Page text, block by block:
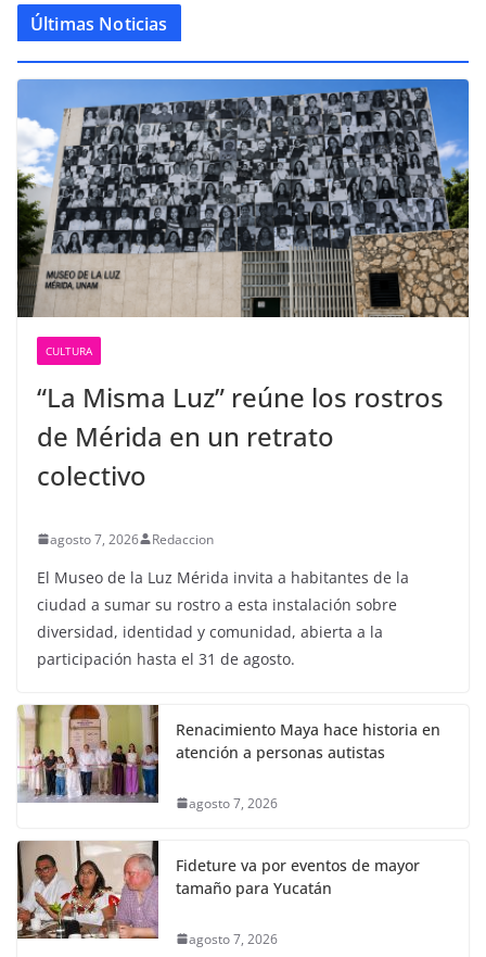
Últimas Noticias
CULTURA
“La Misma Luz” reúne los rostros
de Mérida en un retrato
colectivo
agosto 7, 2026 Redaccion
El Museo de la Luz Mérida invita a habitantes de la
ciudad a sumar su rostro a esta instalación sobre
diversidad, identidad y comunidad, abierta a la
participación hasta el 31 de agosto.
Renacimiento Maya hace historia en
atención a personas autistas
agosto 7, 2026
Fideture va por eventos de mayor
tamaño para Yucatán
agosto 7, 2026